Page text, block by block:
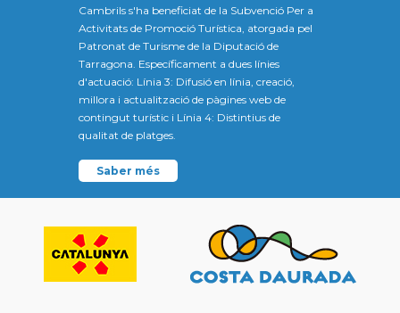
Cambrils s'ha beneficiat de la Subvenció Per a
Activitats de Promoció Turística, atorgada pel
Patronat de Turisme de la Diputació de
Tarragona. Específicament a dues línies
d'actuació: Línia 3: Difusió en línia, creació,
millora i actualització de pàgines web de
contingut turístic i Línia 4: Distintius de
qualitat de platges.
Saber més